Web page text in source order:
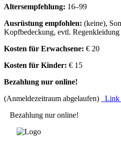
Altersempfehlung: 16–99
Ausrüstung empfohlen: (keine),
Kopfbedeckung, evtl. Regenkleidung
Kosten für Erwachsene: € 20
Kosten für Kinder: € 15
Bezahlung nur online!
(Anmeldezeitraum abgelaufen)
Link
Bezahlung nur online!